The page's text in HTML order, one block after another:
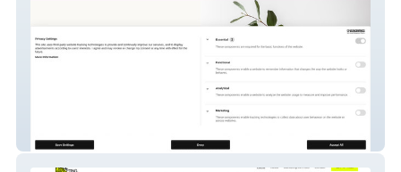
Relax & Heal By Caroline